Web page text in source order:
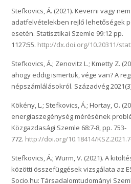
Stefkovics, Á. (2021). Keverni vagy
adatfelvételekben rejlő lehetőségek
esetén. Statisztikai Szemle 99:12 pp.
1127:55. http://dx.doi.org/10.20311/
Stefkovics, Á.; Zenovitz L.; Kmetty Z.
ahogy eddig ismertük, vége van? A
népszámlálásokról. Századvég
Kökény, L.; Stefkovics, Á.; Hortay, O.
energiaszegénység mérésének
Közgazdasági Szemle 68:7-8, pp. 753-
772. http://doi.org/10.18414/
Stefkovics, Á.; Wurm, V. (2021). A
közötti összefüggések vizsgálata az
Socio.hu: Társadalomtudományi